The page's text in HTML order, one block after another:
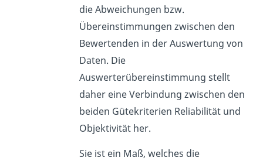
die Abweichungen bzw.
Übereinstimmungen zwischen den
Bewertenden in der Auswertung von
Daten. Die
Auswerterübereinstimmung stellt
daher eine Verbindung zwischen den
beiden Gütekriterien Reliabilität und
Objektivität her.
Sie ist ein Maß, welches die